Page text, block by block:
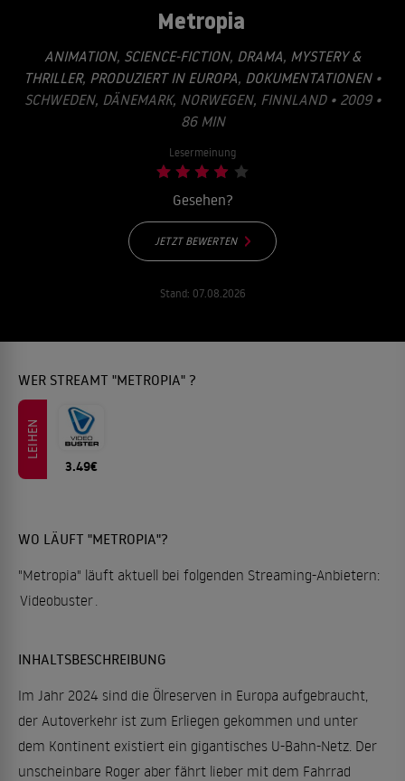
Metropia
ANIMATION, SCIENCE-FICTION, DRAMA, MYSTERY &
THRILLER, PRODUZIERT IN EUROPA, DOKUMENTATIONEN•
SCHWEDEN, DÄNEMARK, NORWEGEN, FINNLAND • 2009 •
86 MIN
Lesermeinung
Gesehen?
JETZT BEWERTEN
Stand: 07.08.2026
WER STREAMT "METROPIA" ?
LEIHEN
3.49€
WO LÄUFT "METROPIA"?
"Metropia" läuft aktuell bei folgenden Streaming-Anbietern:
Videobuster.
INHALTSBESCHREIBUNG
Im Jahr 2024 sind die Ölreserven in Europa aufgebraucht,
der Autoverkehr ist zum Erliegen gekommen und unter
dem Kontinent existiert ein gigantisches U-Bahn-Netz. Der
unscheinbare Roger aber fährt lieber mit dem Fahrrad